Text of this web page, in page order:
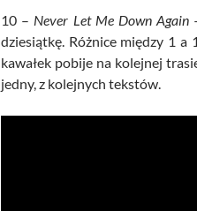
10 – Never Let Me Down Again
dziesiątkę. Różnice między 1 a
kawałek pobije na kolejnej
jedny, z kolejnych tekstów.